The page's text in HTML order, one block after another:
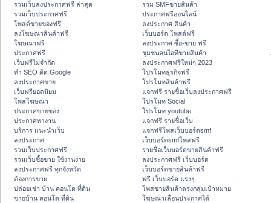
รวมเว็บลงประกาศฟรี ล่าสุด
รวมเว็บประกาศฟรี
โพสต์ขายของฟรี
ลงโฆษณาสินค้าฟรี
โฆษณาฟรี
ประกาศฟรี
เว็บฟรีไม่จำกัด
ทำ SEO ติด Google
ลงประกาศขาย
เว็บฟรียอดนิยม
โพสโฆษณา
ประกาศขายของ
ประกาศหางาน
บริการ แนะนำเว็บ
ลงประกาศ
รวมเว็บประกาศฟรี
รวมเว็บซื้อขาย ใช้งานง่าย
ลงประกาศฟรี ทุกจังหวัด
ต้องการขาย
ปล่อยเช่า บ้าน คอนโด ที่ดิน
ขายบ้าน คอนโด ที่ดิน
รวม SMFขายสินค้า
ประกาศฟรีออนไลน์
ลงประกาศ สินค้า
เว็บบอร์ด โพสต์ฟรี
ลงประกาศ ซื้อ-ขาย ฟรี
ชุมชนคนไอทีขายสินค้า
ลงประกาศฟรีใหม่ๆ 2023
โปรโมทธุรกิจฟรี
โปรโมทสินค้าฟรี
แจกฟรี รายชื่อเว็บลงประกาศฟรี
โปรโมท Social
โปรโมท youtube
แจกฟรี รายชื่อเว็บ
แจกฟรีโพสเว็บบอร์ดsmf
เว็บบอร์ดsmfโพสฟรี
รายชื่อเว็บบอร์ดขายสินค้าฟรี
ลงประกาศฟรี เว็บบอร์ด
เว็บบอร์ดขายสินค้าฟรี
ฟรี เว็บบอร์ด แรงๆ
โพสขายสินค้าตรงกลุ่มเป้าหมาย
โฆษณาเลื่อนประกาศได้